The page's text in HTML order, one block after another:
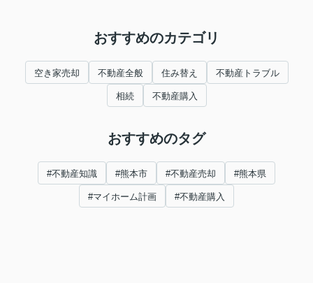
おすすめのカテゴリ
空き家売却 不動産全般 住み替え 不動産トラブル
相続 不動産購入
おすすめのタグ
#不動産知識 #熊本市 #不動産売却 #熊本県
#マイホーム計画 #不動産購入